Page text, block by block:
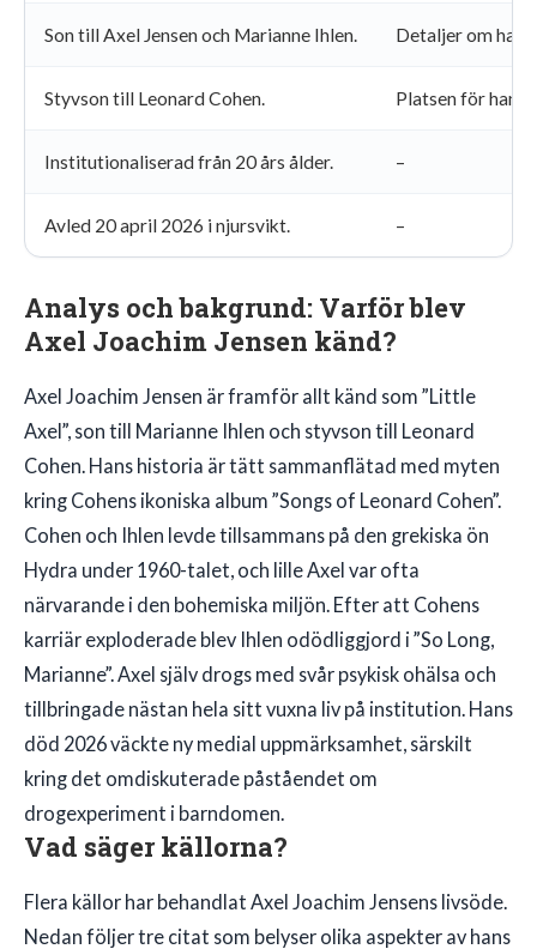
Son till Axel Jensen och Marianne Ihlen. Detaljer om
Styvson till Leonard Cohen. Platsen för hans
Institutionaliserad från 20 års ålder. –
Avled 20 april 2026 i njursvikt. –
Analys och bakgrund: Varför blev
Axel Joachim Jensen känd?
Axel Joachim Jensen är framför allt känd som ”Little
Axel”, son till Marianne Ihlen och styvson till Leonard
Cohen. Hans historia är tätt sammanflätad med myten
kring Cohens ikoniska album ”Songs of Leonard Cohen”.
Cohen och Ihlen levde tillsammans på den grekiska ön
Hydra under 1960-talet, och lille Axel var ofta
närvarande i den bohemiska miljön. Efter att Cohens
karriär exploderade blev Ihlen odödliggjord i ”So Long,
Marianne”. Axel själv drogs med svår psykisk ohälsa och
tillbringade nästan hela sitt vuxna liv på institution. Hans
död 2026 väckte ny medial uppmärksamhet, särskilt
kring det omdiskuterade påståendet om
drogexperiment i barndomen.
Vad säger källorna?
Flera källor har behandlat Axel Joachim Jensens livsöde.
Nedan följer tre citat som belyser olika aspekter av hans